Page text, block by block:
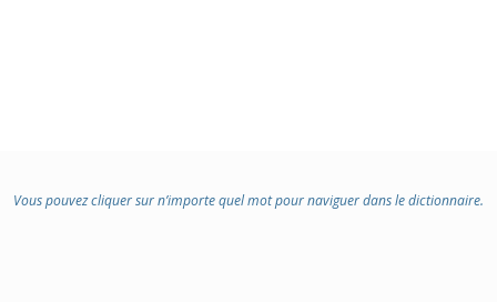
Vous pouvez cliquer sur n’importe quel mot pour naviguer dans le dictionnaire.